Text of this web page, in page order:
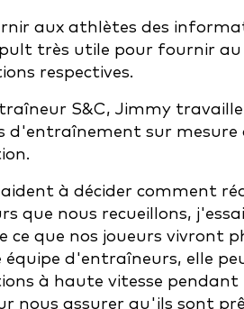
aux athlètes des
très utile pour fournir
respectives.
S&C, Jimmy
d'entraînement sur mesure
à décider comment
que nous recueillons,
ce que nos joueurs vivront
d'entraîneurs, elle
à haute vitesse pendant
nous assurer qu'ils sont